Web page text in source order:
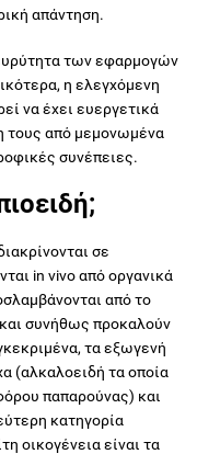
απάντηση.
των εφαρμογών
η ελεγχόμενη
να έχει ευεργετικά
τους από μεμονωμένα
συνέπειες.
σε
in vivo από οργανικά
από το
συνήθως προκαλούν
τα εξωγενή
(αλκαλοειδή τα οποία
παπαρούνας) και
κατηγορία
οικογένεια είναι τα